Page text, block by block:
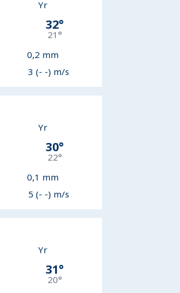
Yr
32°
21 °
0,2 mm
3 (- -) m/s
Yr
30°
22°
0,1 mm
5 (- -) m/s
Yr
31°
20°